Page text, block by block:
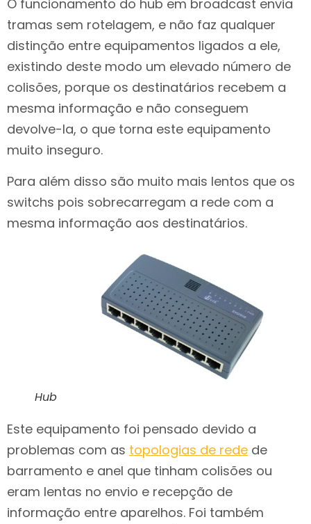
O funcionamento do hub em broadcast envia
tramas sem rotelagem, e não faz qualquer
distinção entre equipamentos ligados a ele,
existindo deste modo um elevado número de
colisões, porque os destinatários recebem a
mesma informação e não conseguem
devolve-la, o que torna este equipamento
muito inseguro.
Para além disso são muito mais lentos que os
switchs pois sobrecarregam a rede com a
mesma informação aos destinatários.
Hub
Este equipamento foi pensado devido a
problemas com as topologias de rede de
barramento e anel que tinham colisões ou
eram lentas no envio e recepção de
informação entre aparelhos. Foi também